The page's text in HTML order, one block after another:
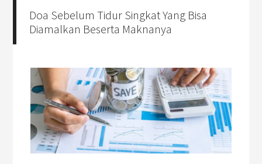
Doa Sebelum Tidur Singkat Yang Bisa
Diamalkan Beserta Maknanya